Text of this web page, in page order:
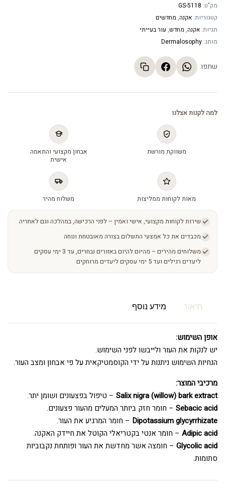
מק"ט: GS-5118
קטגוריות: אקנה, מחדשים
תגיות: אקנה, מחדש, עור בעייתי
מותג: Dermalosophy
שתפו:
למה לקנות אצלנו
משווקת מורשת
אבחון מקצועי והתאמה
אישית
מאות לקוחות ממליצות משלוח מהיר
שירות לקוחות מקצועי, אישי ואמין – לפני הרכישה, במהלכה וגם לאחריה
מכבדים את כל אמצעי התשלום בצורה מאובטחת ונוחה
משלוחים מהירים – מהיום להיום באזורים נבחרים, עד 3 ימי עסקים
ליעדים רגילים ועד 5 ימי עסקים ליעדים מרוחקים
תיאור מידע נוסף
אופן השימוש:
יש לנקות את העור ולייבשו לפני השימוש.
הנחיות השימוש ניתנות על ידי הקוסמטיקאית על פי אבחון ומצב העור.
מרכיבי המוצר:
Salix nigra (willow) bark extract – טיפול בפצעונים ושומן יתר.
Sebacic acid – חומר חזק ביותר המעלים מהעור פצעונים.
Dipotassium glycyrrhizate – חומר המרגיע את העור.
Adipic acid – חומר אנטי בקטריאלי הקוטל את חיידק האקנה.
Glycolic acid – חומצה אשר מחדשת את העור ופותחת נקבוביות
סתומות.